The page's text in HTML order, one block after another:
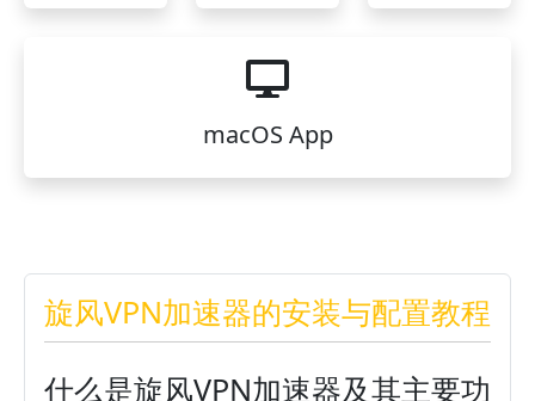
macOS App
旋风VPN加速器的安装与配置教程
什么是旋风VPN加速器及其主要功